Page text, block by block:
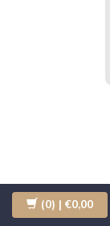
Top Line
(0) | €0,00